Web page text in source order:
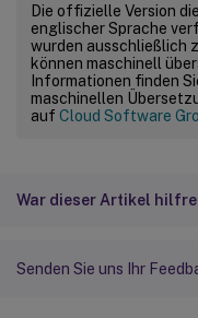
Die offizielle Version
englischer Sprache
wurden ausschließlich
können maschinell
Informationen finden
maschinellen
auf Cloud Software
War dieser Artikel
Senden Sie uns Ihr